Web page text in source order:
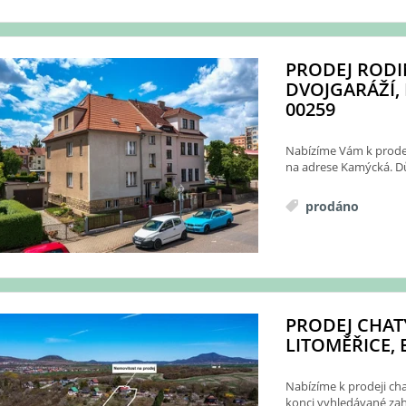
PRODEJ
DVOJGARÁŽÍ,
00259
Nabízíme Vám k
na adrese Kamýcká.
prodáno
PRODEJ
LITOMĚŘICE,
Nabízíme k prodeji
konci vyhledávané